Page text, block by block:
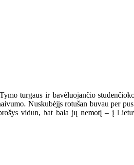
turgaus ir bavėluojančio
Nuskubėjįs rotušan buvau per
vidun, bat bala jų nemotį – į